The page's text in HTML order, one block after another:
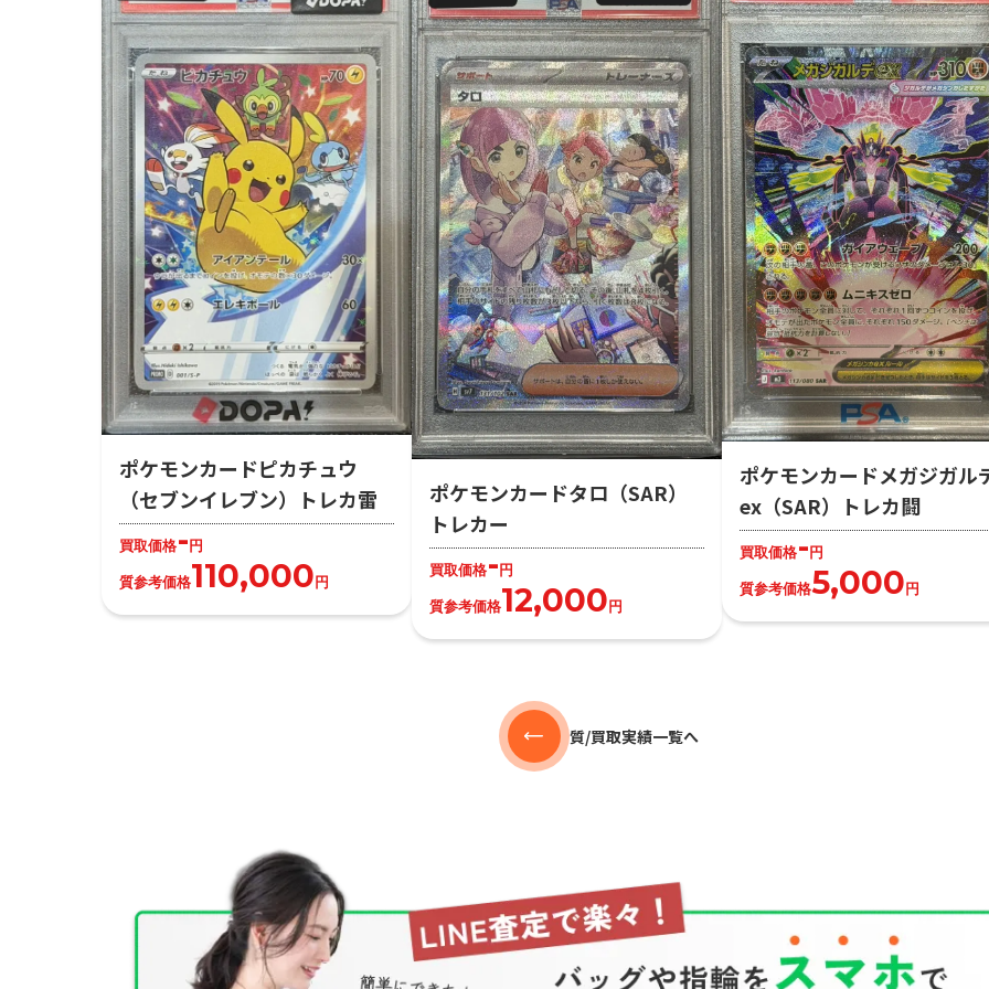
ポケモンカードピカチュウ
（セブンイレブン）トレカ雷
買取価格-円
質参考価格110,000円
ポケモンカードタロ（SAR）
トレカー
買取価格-円
質参考価格12,000円
ポケモンカードメガジガル
ex（SAR）トレカ闘
買取価格-円
質参考価格5,000円
質/買取実績一覧へ